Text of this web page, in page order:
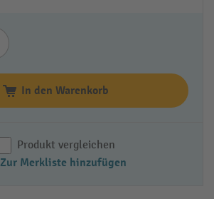
In den Warenkorb
Produkt vergleichen
Zur Merkliste hinzufügen